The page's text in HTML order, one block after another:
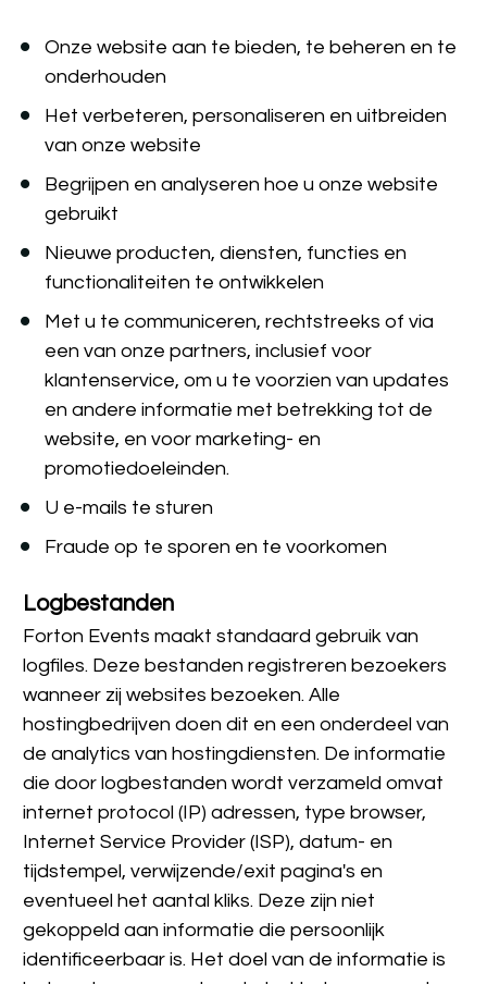
Onze website aan te bieden, te beheren en te
onderhouden
Het verbeteren, personaliseren en uitbreiden
van onze website
Begrijpen en analyseren hoe u onze website
gebruikt
Nieuwe producten, diensten, functies en
functionaliteiten te ontwikkelen
Met u te communiceren, rechtstreeks of via
een van onze partners, inclusief voor
klantenservice, om u te voorzien van updates
en andere informatie met betrekking tot de
website, en voor marketing- en
promotiedoeleinden.
U e-mails te sturen
Fraude op te sporen en te voorkomen
Logbestanden
Forton Events maakt standaard gebruik van
logfiles. Deze bestanden registreren bezoekers
wanneer zij websites bezoeken. Alle
hostingbedrijven doen dit en een onderdeel van
de analytics van hostingdiensten. De informatie
die door logbestanden wordt verzameld omvat
internet protocol (IP) adressen, type browser,
Internet Service Provider (ISP), datum- en
tijdstempel, verwijzende/exit pagina's en
eventueel het aantal kliks. Deze zijn niet
gekoppeld aan informatie die persoonlijk
identificeerbaar is. Het doel van de informatie is